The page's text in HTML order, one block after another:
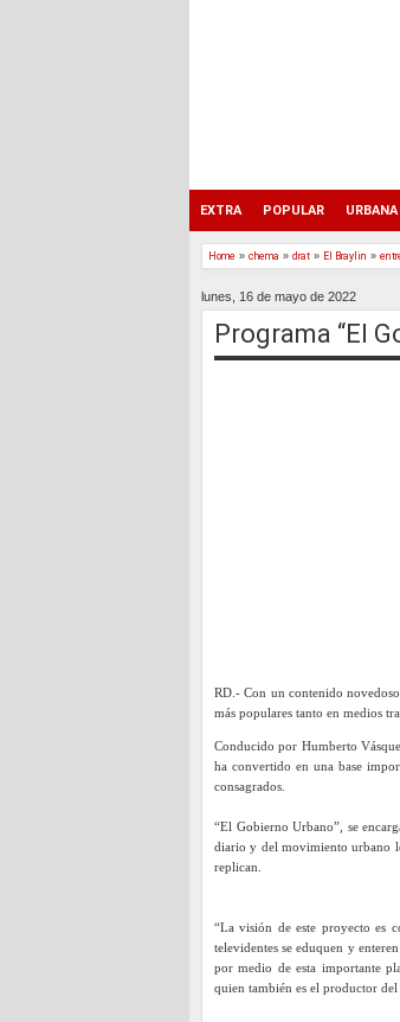
EXTRA POPULAR URBANA
Home » chema » drat » El Braylin »
lunes, 16 de mayo de 2022
Programa “El
RD.- Con un contenido
más populares tanto en medios
Conducido por Humberto
ha convertido en una base
consagrados.
“El Gobierno Urbano”, se
diario y del movimiento urbano
replican.
“La visión de este proyecto es
televidentes se eduquen y
por medio de esta importante
quien también es el productor del